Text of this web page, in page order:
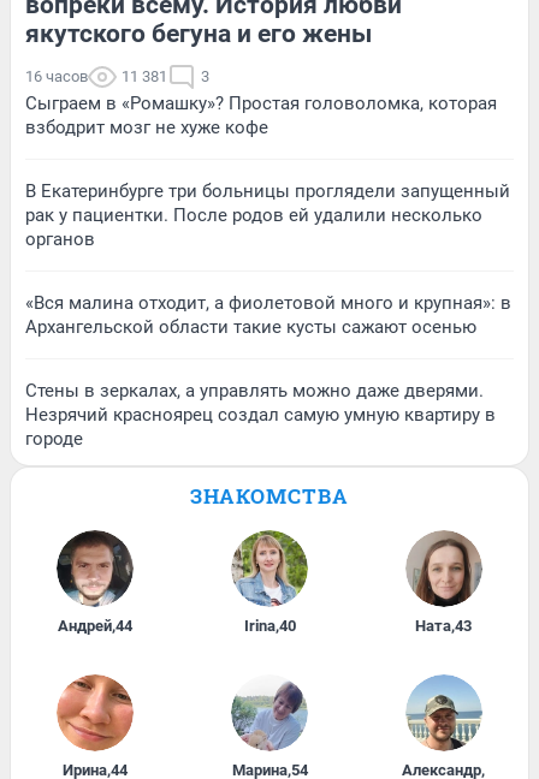
якутского бегуна и его жены
16 часов 11 381 3
Сыграем в «Ромашку»? Простая головоломка, которая
взбодрит мозг не хуже кофе
В Екатеринбурге три больницы проглядели запущенный
рак у пациентки. После родов ей удалили несколько
органов
«Вся малина отходит, а фиолетовой много и крупная»: в
Архангельской области такие кусты сажают осенью
Стены в зеркалах, а управлять можно даже дверями.
Незрячий красноярец создал самую умную квартиру в
городе
ЗНАКОМСТВА
Андрей,44 Irina,40 Ната,43
Ирина,44 Марина,54 Александр,